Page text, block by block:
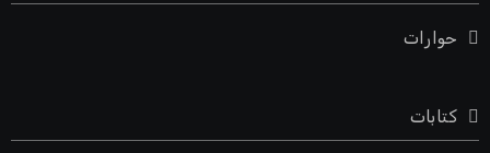
حوارات
كتابات